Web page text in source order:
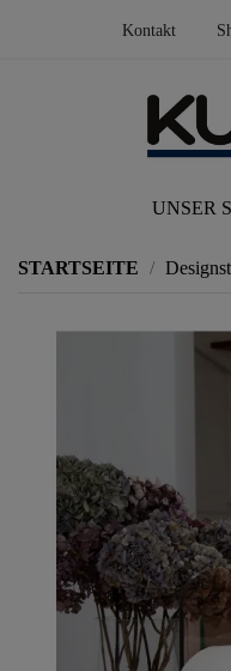
Kontakt
UNSER
STARTSEITE